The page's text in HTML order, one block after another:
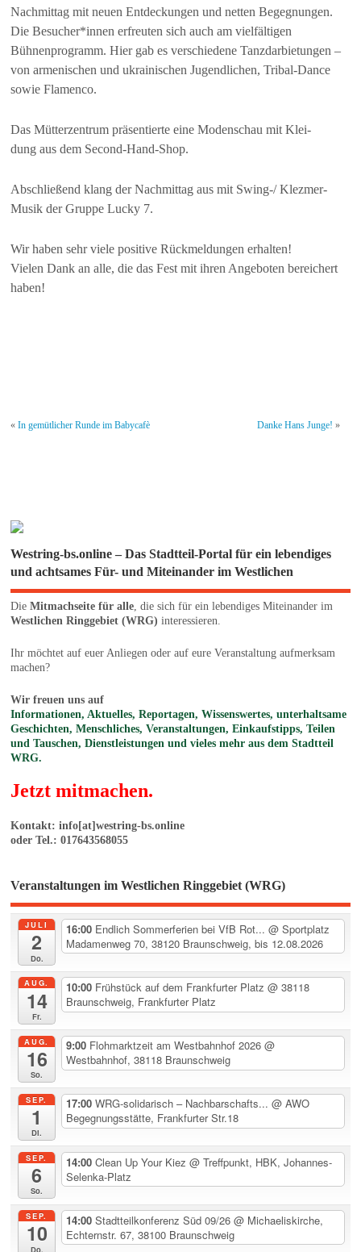
Nachmittag mit neuen Entdeckungen und netten Begegnungen.
Die Besucher*innen erfreuten sich auch am vielfältigen
Bühnenprogramm. Hier gab es verschiedene Tanzdarbietungen –
von armenischen und ukrainischen Jugendlichen, Tribal-Dance
sowie Flamenco.
Das Mütterzentrum präsentierte eine Modenschau mit Klei-
dung aus dem Second-Hand-Shop.
Abschließend klang der Nachmittag aus mit Swing-/ Klezmer-
Musik der Gruppe Lucky 7.
Wir haben sehr viele positive Rückmeldungen erhalten!
Vielen Dank an alle, die das Fest mit ihren Angeboten bereichert
haben!
«In gemütlicher Runde im Babycafè Danke Hans Junge! »
Westring-bs.online – Das Stadtteil-Portal für ein lebendiges
und achtsames Für- und Miteinander im Westlichen
DieMitmachseite für alle, die sich für ein lebendiges Miteinander im
Westlichen Ringgebiet (WRG) interessieren.
Ihr möchtet auf euer Anliegen oder auf eure Veranstaltung aufmerksam
machen?
Wir freuen uns auf
Informationen, Aktuelles, Reportagen, Wissenswertes, unterhaltsame
Geschichten, Menschliches, Veranstaltungen, Einkaufstipps, Teilen
und Tauschen, Dienstleistungen und vieles mehr aus dem Stadtteil
WRG.
Jetzt mitmachen.
Kontakt: info[at]westring-bs.online
oder Tel.: 017643568055
Veranstaltungen im Westlichen Ringgebiet (WRG)
JULI
2
Do.
16:00 Endlich Sommerferien bei VfB Rot...@ Sportplatz
Madamenweg 70, 38120 Braunschweig, bis 12.08.2026
AUG.
14
Fr.
10:00 Frühstück auf dem Frankfurter Platz@ 38118
Braunschweig, Frankfurter Platz
AUG.
16
So.
9:00 Flohmarktzeit am Westbahnhof 2026@
Westbahnhof, 38118 Braunschweig
SEP.
1
Di.
17:00WRG-solidarisch – Nachbarschafts...@ AWO
Begegnungsstätte, Frankfurter Str.18
SEP.
6
So.
14:00Clean Up Your Kiez@ Treffpunkt, HBK, Johannes-
Selenka-Platz
SEP.
10
Do.
14:00Stadtteilkonferenz Süd 09/26@ Michaeliskirche,
Echternstr. 67, 38100 Braunschweig